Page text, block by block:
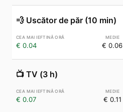
💨 Uscător de păr (10 min)
€ 0.04 € 0.06
📺 TV (3 h)
€ 0.07 € 0.11